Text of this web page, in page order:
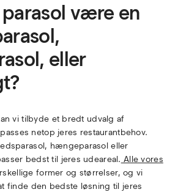
parasol være en
eller
vi tilbyde et bredt udvalg af
netop jeres restaurantbehov.
hængeparasol eller
bedst til jeres udeareal. Alle vores
former og størrelser, og vi
finde den bedste løsning til jeres